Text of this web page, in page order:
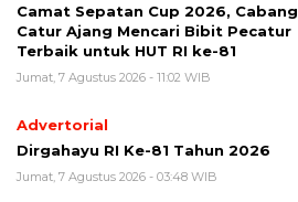
Camat Sepatan Cup 2026, Cabang
Catur Ajang Mencari Bibit Pecatur
Terbaik untuk HUT RI ke-81
Jumat, 7 Agustus 2026 - 11:02 WIB
Advertorial
Dirgahayu RI Ke-81 Tahun 2026
Jumat, 7 Agustus 2026 - 03:48 WIB